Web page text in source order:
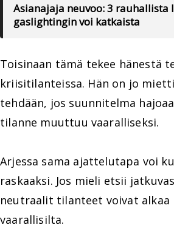
Asianajaja neuvoo: 3 rauhallista
gaslightingin voi katkaista
Toisinaan tämä tekee hänestä
kriisitilanteissa. Hän on jo
tehdään, jos suunnitelma
tilanne muuttuu vaaralliseksi.
Arjessa sama ajattelutapa voi
raskaaksi. Jos mieli etsii
neutraalit tilanteet voivat alkaa
vaarallisilta.